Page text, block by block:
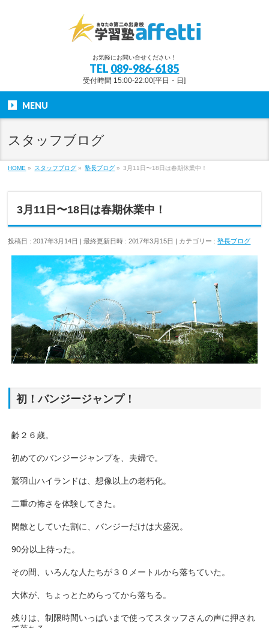
お気軽にお問い合せください！
TEL 089-986-6185
受付時間 15:00-22:00[平日・日]
MENU
スタッフブログ
HOME » スタッフブログ » 塾長ブログ » 3月11日〜18日は春期休業中！
3月11日〜18日は春期休業中！
投稿日 : 2017年3月14日 最終更新日時 : 2017年3月15日 カテゴリー :塾長ブログ
初！バンジージャンプ！
齢２６歳。
初めてのバンジージャンプを、夫婦で。
鷲羽山ハイランドは、想像以上の老朽化。
二重の怖さを体験してきた。
閑散としていた割に、バンジーだけは大盛況。
90分以上待った。
その間、いろんな人たちが３０メートルから落ちていた。
大体が、ちょっとためらってから落ちる。
残りは、制限時間いっぱいまで使ってスタッフさんの声に押され